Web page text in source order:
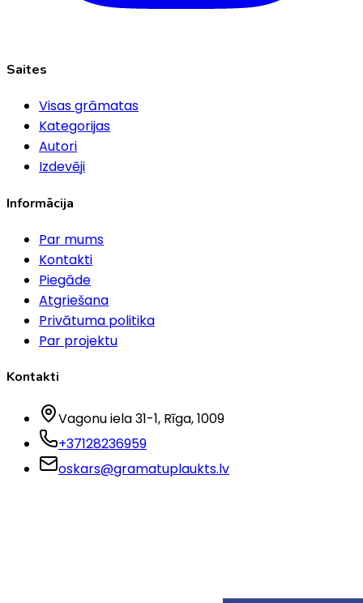
Saites
Visas grāmatas
Kategorijas
Autori
Izdevēji
Informācija
Par mums
Kontakti
Piegāde
Atgriešana
Privātuma politika
Par projektu
Kontakti
Vagonu iela 31-1, Rīga, 1009
+37128236959
oskars@gramatuplaukts.lv